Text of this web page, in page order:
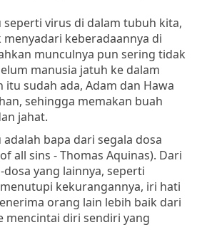
seperti virus di dalam tubuh kita,
keberadaannya di
munculnya pun sering tidak
manusia jatuh ke dalam
itu sudah ada, Adam dan Hawa
sehingga memakan buah
jahat.
bapa dari segala dosa
all sins - Thomas Aquinas). Dari
yang lainnya, seperti
kekurangannya, iri hati
orang lain lebih baik dari
mencintai diri sendiri yang